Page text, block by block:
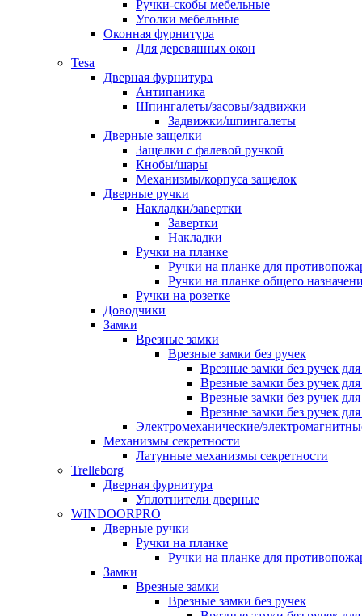
Ручки-скобы мебельные
Уголки мебельные
Оконная фурнитура
Для деревянных окон
Tesa
Дверная фурнитура
Антипаника
Шпингалеты/засовы/задвижки
Задвижки/шпингалеты
Дверные защелки
Защелки с фалевой ручкой
Кнобы/шары
Механизмы/корпуса защелок
Дверные ручки
Накладки/завертки
Завертки
Накладки
Ручки на планке
Ручки на планке для
Ручки на планке общего
Ручки на розетке
Доводчики
Замки
Врезные замки
Врезные замки без ручек
Врезные замки без ручек
Врезные замки без ручек
Врезные замки без ручек
Врезные замки без ручек
Электромеханические/
Механизмы секретности
Латунные механизмы секретности
Trelleborg
Дверная фурнитура
Уплотнители дверные
WINDOORPRO
Дверные ручки
Ручки на планке
Ручки на планке для
Замки
Врезные замки
Врезные замки без ручек